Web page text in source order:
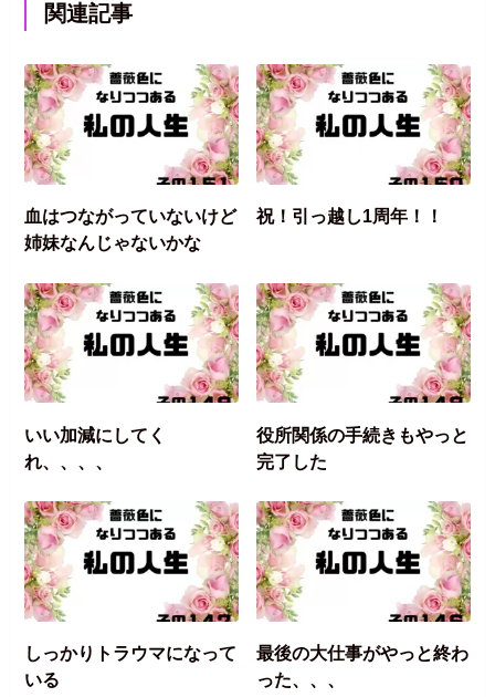
関連記事
血はつながっていないけど
姉妹なんじゃないかな
祝！引っ越し1周年！！
いい加減にしてく
れ、、、、
役所関係の手続きもやっと
完了した
しっかりトラウマになって
いる
最後の大仕事がやっと終わ
った、、、